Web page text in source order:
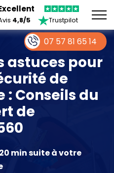
4,8/5 Trustpilot
astuces pour
de
Conseils du
de
min suite à votre
07 57 81 65 14